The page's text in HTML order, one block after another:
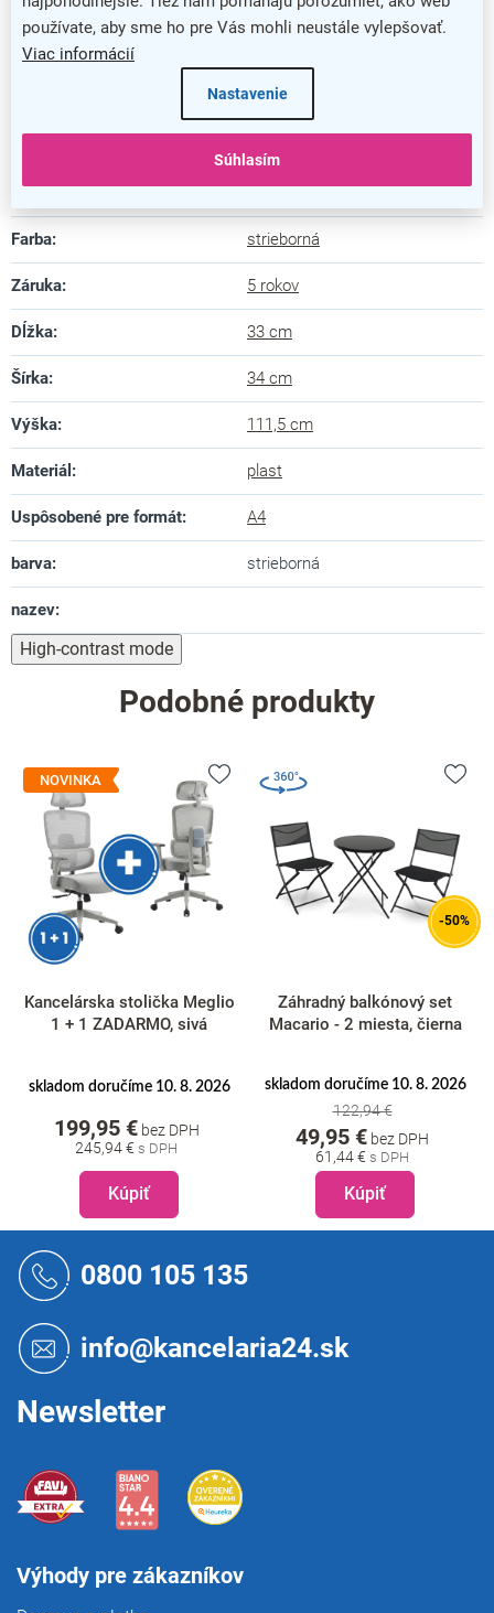
používate, aby sme ho pre Vás mohli neustále vylepšovať.
Viac informácií
Nastavenie
Súhlasím
Dodatočné parametre
Kategória: Informačné panely
Farba: strieborná
Záruka: 5 rokov
Dĺžka: 33 cm
Šírka: 34 cm
Výška: 111,5 cm
Materiál : plast
Uspôsobené pre formát: A4
barva: strieborná
nazev:
High-contrast mode
Podobné produkty
NOVINKA
Kancelárska stolička Meglio
1 + 1 ZADARMO, sivá
skladom doručíme 10. 8. 2026
245,94 €
199,95 €bez DPH
Kúpiť
-50%
Záhradný balkónový set
Macario - 2 miesta, čierna
skladom doručíme 10. 8. 2026
122,94 €
61,44 €
49,95 € bez DPH
Kúpiť
0800 105 135
info@kancelaria24.sk
Newsletter
Výhody pre zákazníkov